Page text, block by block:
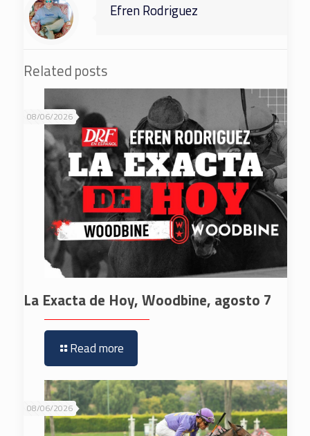
Efren Rodriguez
Related posts
08/06/2026
La Exacta de Hoy, Woodbine, agosto 7
Read more
08/06/2026